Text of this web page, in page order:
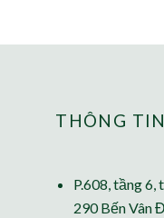
THÔNG
P.608, tầng 6,
290 Bến Vân